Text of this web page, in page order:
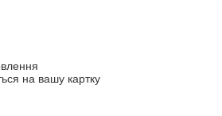
на вашу картку